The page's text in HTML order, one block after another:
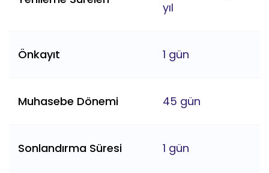
yıl
Önkayıt 1 gün
Muhasebe Dönemi 45 gün
Sonlandırma Süresi 1 gün